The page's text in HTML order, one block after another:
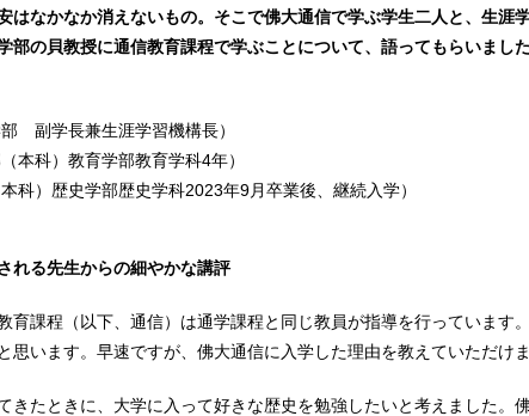
はなかなか消えないもの。そこで佛大通信で学ぶ学生二人と、 生涯
部の貝教授に通信教育課程で学ぶことについて、語ってもらいました
副学長兼生涯学習機構長）
本科）教育学部教育学科4年）
科）歴史学部歴史学科2023年9月卒業後、継続入学）
れる先生からの細やかな講評
育課程（以下、通信）は通学課程と同じ教員が指導を行っています
思います。早速ですが、佛大通信に入学した理由を教えていただけ
きたときに、大学に入って好きな歴史を勉強したいと考えました。